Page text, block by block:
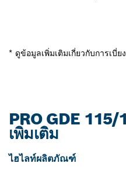
* ดูข้อมูลเพิ่มเติมเกี่ยวกับการเบี่
PRO GDE 115/
เพิ่มเติม
ไฮไลท์ผลิตภัณฑ์